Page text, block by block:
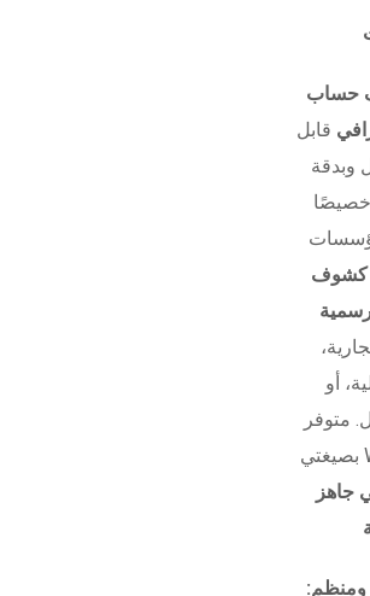
حساب
قابل
وبدقة
كشوف
أو
متوفر
جاهز
ومنظم: